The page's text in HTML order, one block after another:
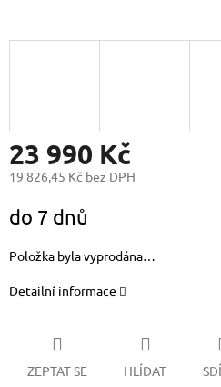
23 990 Kč
19 826,45 Kč bez DPH
cena:
do 7 dnů
Položka byla vyprodána…
Detailní informace
ZEPTAT SE HLÍDAT